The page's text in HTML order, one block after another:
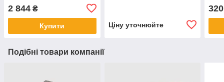
2 844 ₴
Купити Ціну уточнюйте
320
Подібні товари компанії